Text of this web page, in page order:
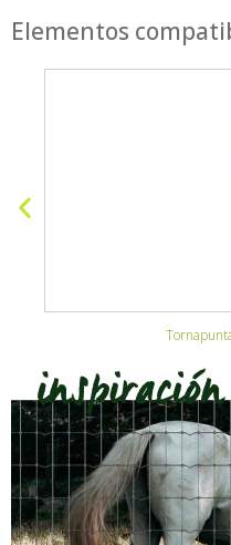
Elementos